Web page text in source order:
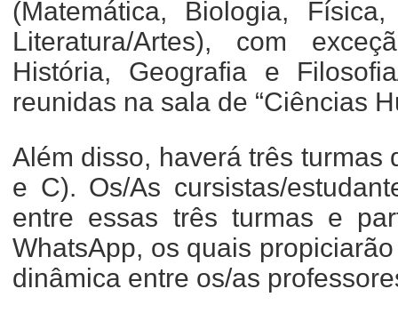
(Matemática, Biologia,
Literatura/Artes), com
História, Geografia e
reunidas na sala de “Ciências
Além disso, haverá três turmas
e C). Os/As cursistas/
entre essas três turmas e
WhatsApp, os quais
dinâmica entre os/as